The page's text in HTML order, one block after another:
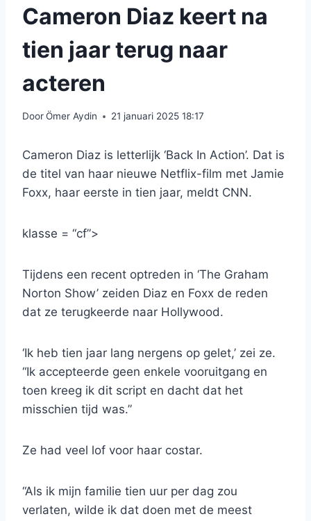
Cameron Diaz keert na
tien jaar terug naar
acteren
DoorÖmer Aydin 21 januari 2025 18:17
Cameron Diaz is letterlijk ‘Back In Action’. Dat is
de titel van haar nieuwe Netflix-film met Jamie
Foxx, haar eerste in tien jaar, meldt CNN.
klasse = “cf”>
Tijdens een recent optreden in ‘The Graham
Norton Show’ zeiden Diaz en Foxx de reden
dat ze terugkeerde naar Hollywood.
‘Ik heb tien jaar lang nergens op gelet,’ zei ze.
“Ik accepteerde geen enkele vooruitgang en
toen kreeg ik dit script en dacht dat het
misschien tijd was.”
Ze had veel lof voor haar costar.
“Als ik mijn familie tien uur per dag zou
verlaten, wilde ik dat doen met de meest